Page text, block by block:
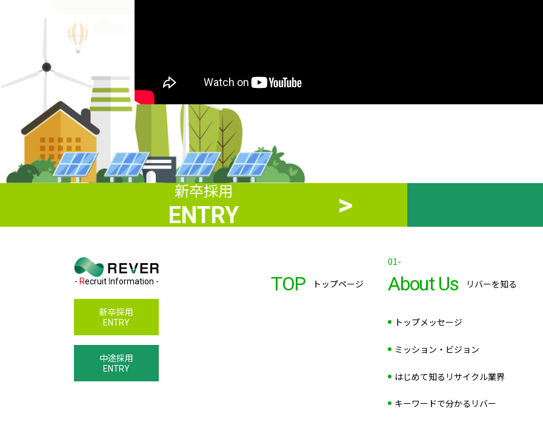
新卒採用
ENTRY
- Recruit nformation -
新卒採用
ENTRY
中途採用
ENTRY
TOP トップページ
01-
About Us リバーを知る
トップメッセージ
ミッション・ビジョン
はじめて知るリサイクル業界
キーワードで分かるリバー